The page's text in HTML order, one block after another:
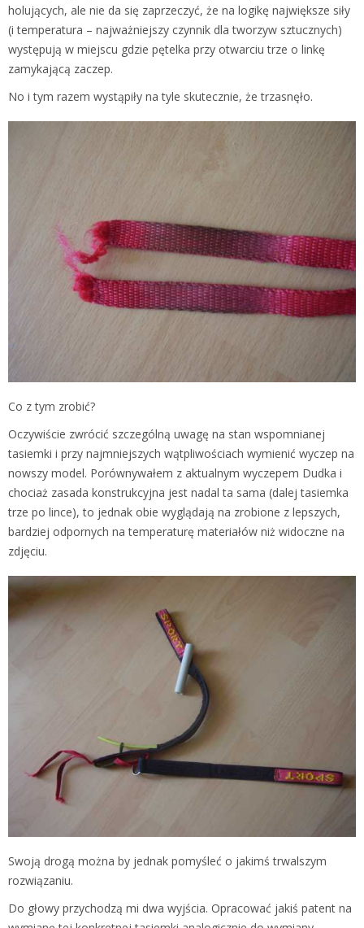
holujących, ale nie da się zaprzeczyć, że na logikę największe siły
(i temperatura – najważniejszy czynnik dla tworzyw sztucznych)
występują w miejscu gdzie pętelka przy otwarciu trze o linkę
zamykającą zaczep.
No i tym razem wystąpiły na tyle skutecznie, że trzasnęło.
Co z tym zrobić?
Oczywiście zwrócić szczególną uwagę na stan wspomnianej
tasiemki i przy najmniejszych wątpliwościach wymienić wyczep na
nowszy model. Porównywałem z aktualnym wyczepem Dudka i
chociaż zasada konstrukcyjna jest nadal ta sama (dalej tasiemka
trze po lince), to jednak obie wyglądają na zrobione z lepszych,
bardziej odpornych na temperaturę materiałów niż widoczne na
zdjęciu.
Swoją drogą można by jednak pomyśleć o jakimś trwalszym
rozwiązaniu.
Do głowy przychodzą mi dwa wyjścia. Opracować jakiś patent na